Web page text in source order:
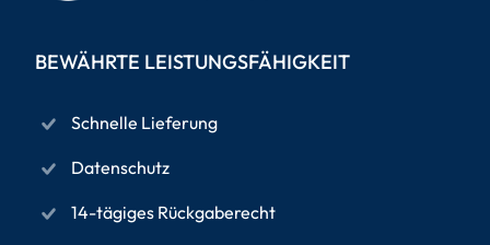
BEWÄHRTE LEISTUNGSFÄHIGKEIT
Schnelle Lieferung
Datenschutz
14-tägiges Rückgaberecht